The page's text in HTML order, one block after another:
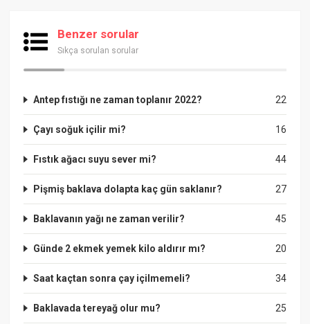
Benzer sorular
Sıkça sorulan sorular
22
Antep fıstığı ne zaman toplanır 2022?
16
Çayı soğuk içilir mi?
44
Fıstık ağacı suyu sever mi?
27
Pişmiş baklava dolapta kaç gün saklanır?
45
Baklavanın yağı ne zaman verilir?
20
Günde 2 ekmek yemek kilo aldırır mı?
34
Saat kaçtan sonra çay içilmemeli?
25
Baklavada tereyağ olur mu?